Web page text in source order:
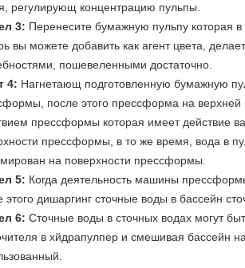
регулирующ концентрацию пульпы.
3: Перенесите бумажную пульпу которая
вы можете добавить как агент цвета,
пошевеленными достаточно.
4: Нагнетающ подготовленную бумажную
после этого прессформа на
прессформы которая имеет действие
прессформы, в то же время, вода в
на поверхности прессформы.
5: Когда деятельность машины
этого дишаргинг сточные воды в бассейн
6: Сточные воды в сточных водах могут
в хйдрапулпер и смешивая бассейн